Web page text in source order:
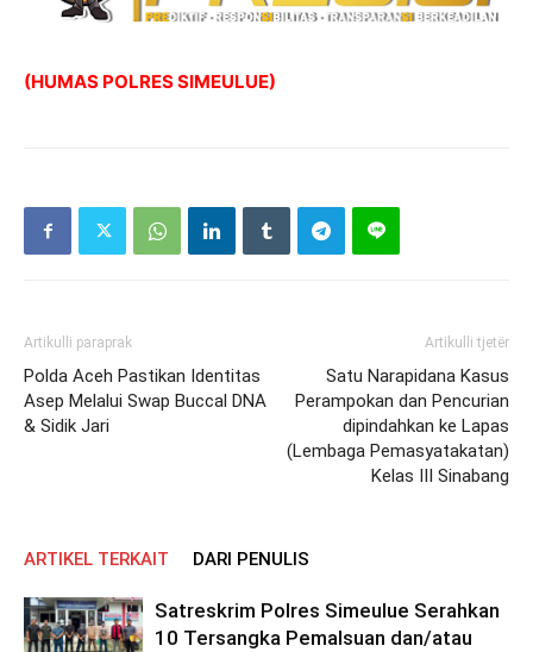
(HUMAS POLRES SIMEULUE)
Artikulli paraprak
Polda Aceh Pastikan Identitas
Asep Melalui Swap Buccal DNA
& Sidik Jari
Artikulli tjetër
Satu Narapidana Kasus
Perampokan dan Pencurian
dipindahkan ke Lapas
(Lembaga Pemasyatakatan)
Kelas III Sinabang
ARTIKEL TERKAIT DARI PENULIS
Satreskrim Polres Simeulue Serahkan
10 Tersangka Pemalsuan dan/atau